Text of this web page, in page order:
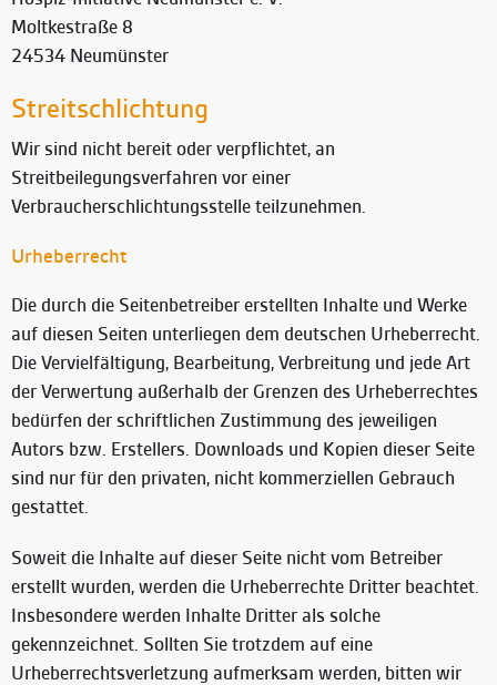
Moltkestraße 8
24534 Neumünster
Streitschlichtung
Wir sind nicht bereit oder verpflichtet, an
Streitbeilegungsverfahren vor einer
Verbraucherschlichtungsstelle teilzunehmen.
Urheberrecht
Die durch die Seitenbetreiber erstellten Inhalte und Werke
auf diesen Seiten unterliegen dem deutschen Urheberrecht.
Die Vervielfältigung, Bearbeitung, Verbreitung und jede Art
der Verwertung außerhalb der Grenzen des Urheberrechtes
bedürfen der schriftlichen Zustimmung des jeweiligen
Autors bzw. Erstellers. Downloads und Kopien dieser Seite
sind nur für den privaten, nicht kommerziellen Gebrauch
gestattet.
Soweit die Inhalte auf dieser Seite nicht vom Betreiber
erstellt wurden, werden die Urheberrechte Dritter beachtet.
Insbesondere werden Inhalte Dritter als solche
gekennzeichnet. Sollten Sie trotzdem auf eine
Urheberrechtsverletzung aufmerksam werden, bitten wir